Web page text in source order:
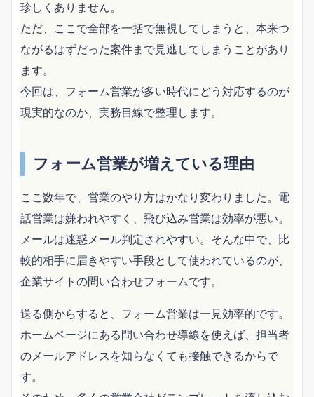
珍しくありません。
ただ、ここで全部を一括で無視してしまうと、本来つ
ながるはずだった案件まで見逃してしまうことがあり
ます。
今回は、フォーム営業が多い時代にどう対応するのが
現実的なのか、実務目線で整理します。
フォーム営業が増えている理由
ここ数年で、営業のやり方はかなり変わりました。電
話営業は嫌われやすく、飛び込み営業は効率が悪い。
メールは迷惑メール判定されやすい。そんな中で、比
較的相手に届きやすい手段として使われているのが、
企業サイトの問い合わせフォームです。
送る側からすると、フォーム営業は一見効率的です。
ホームページにある問い合わせ導線を使えば、担当者
のメールアドレスを知らなくても接触できるからで
す。